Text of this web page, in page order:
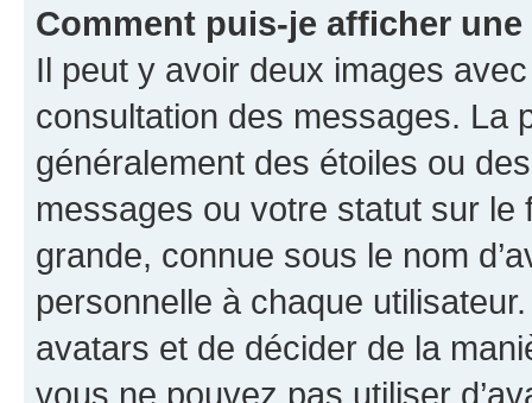
Comment puis-je afficher
Il peut y avoir deux images
consultation des messages. La
généralement des étoiles ou
messages ou votre statut sur
grande, connue sous le nom
personnelle à chaque utilisateur.
avatars et de décider de la
vous ne pouvez pas utiliser